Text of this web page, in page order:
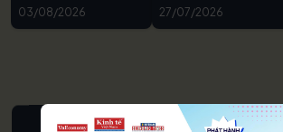
03/08/2026 27/07/2026
NIÊN GIÁM KINH TẾ VIỆT NAM & THẾ GIỚI